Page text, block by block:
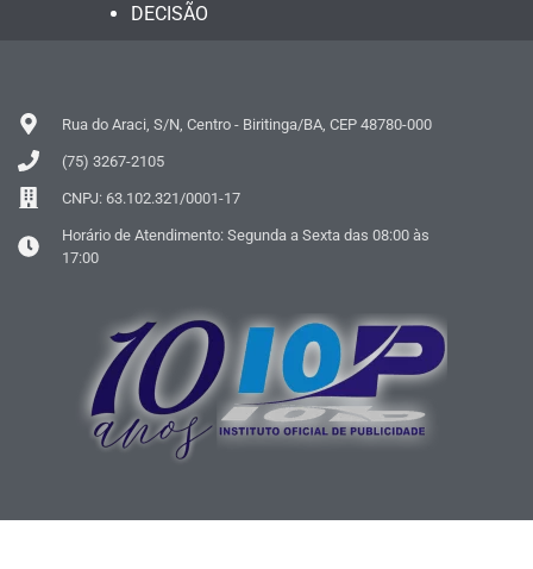
DECISÃO
Rua do Araci, S/N, Centro - Biritinga/BA, CEP 48780-000
(75) 3267-2105
CNPJ: 63.102.321/0001-17
Horário de Atendimento: Segunda a Sexta das 08:00 às
17:00